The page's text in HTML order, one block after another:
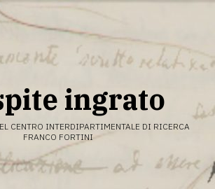
ingrato
CENTRO INTERDIPARTIMENTALE DI RICERCA
FRANCO FORTINI